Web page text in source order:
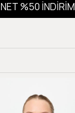
NET %50 İNDİRİM